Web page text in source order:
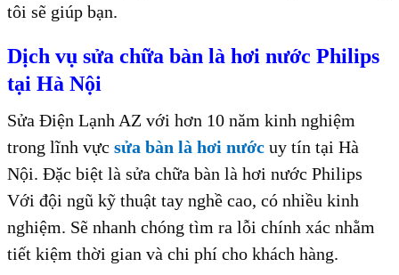
tôi sẽ giúp bạn.
Dịch vụ sửa chữa bàn là hơi nước Philips
tại Hà Nội
Sửa Điện Lạnh AZ với hơn 10 năm kinh nghiệm
trong lĩnh vực sửa bàn là hơi nước uy tín tại Hà
Nội. Đặc biệt là sửa chữa bàn là hơi nước Philips
Với đội ngũ kỹ thuật tay nghề cao, có nhiều kinh
nghiệm. Sẽ nhanh chóng tìm ra lỗi chính xác nhằm
tiết kiệm thời gian và chi phí cho khách hàng.